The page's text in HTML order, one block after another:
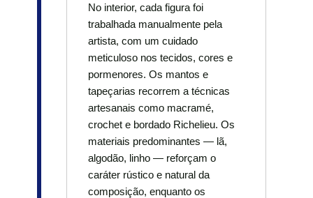
No interior, cada figura foi
trabalhada manualmente pela
artista, com um cuidado
meticuloso nos tecidos, cores e
pormenores. Os mantos e
tapeçarias recorrem a técnicas
artesanais como macramé,
crochet e bordado Richelieu. Os
materiais predominantes — lã,
algodão, linho — reforçam o
caráter rústico e natural da
composição, enquanto os